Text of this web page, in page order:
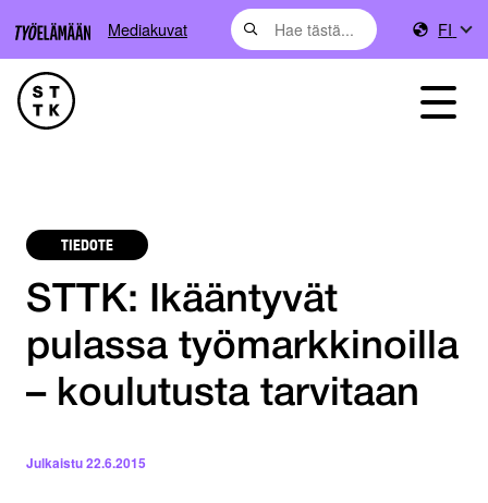
Mediakuvat FI
TIEDOTE
STTK: Ikääntyvät
pulassa työmarkkinoilla
– koulutusta tarvitaan
Julkaistu22.6.2015